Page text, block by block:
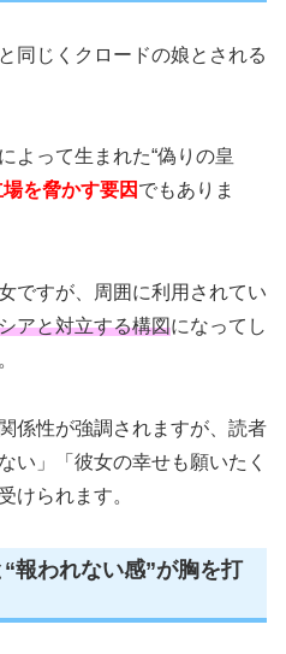
同じくクロードの娘とされる
よって生まれた“偽りの皇
を脅かす要因 でもありま
ですが、周囲に利用されてい
アと対立する構図になってし
係性が強調されますが、読者
い」「彼女の幸せも願いたく
けられます。
報われない感”が胸を打